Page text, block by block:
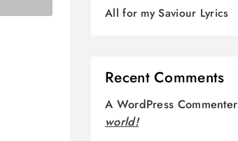
All for my Saviour Lyrics
Recent Comments
A WordPress Commenter
world!